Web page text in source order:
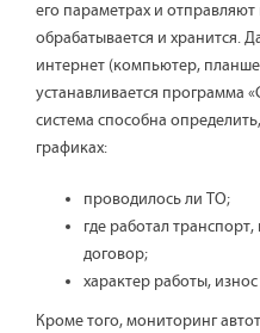
его параметрах и
обрабатывается и хранится.
интернет (компьютер,
устанавливается программа
система способна
графиках:
проводилось ли ТО;
где работал
договор;
характер работы,
Кроме того, мониторинг